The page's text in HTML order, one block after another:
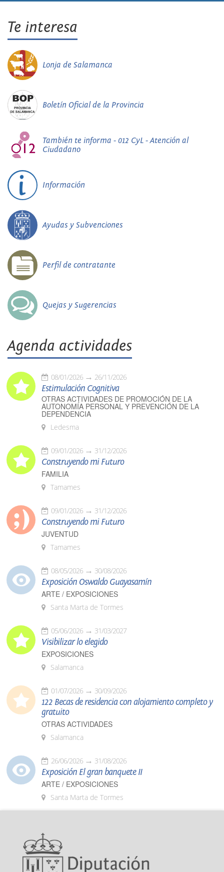
Te interesa
Lonja de Salamanca
Boletín Oficial de la Provincia
También te informa - 012 CyL - Atención al
Ciudadano
Información
Ayudas y Subvenciones
Perfil de contratante
Quejas y Sugerencias
Agenda actividades
08/01/2026 26/11/2026
Estimulación Cognitiva
OTRAS ACTIVIDADES DE PROMOCIÓN DE LA
AUTONOMÍA PERSONAL Y PREVENCIÓN DE LA
DEPENDENCIA
Ledesma
09/01/2026 31/12/2026
Construyendo mi Futuro
FAMILIA
Tamames
09/01/2026 31/12/2026
Construyendo mi Futuro
JUVENTUD
Tamames
08/05/2026 30/08/2026
Exposición Oswaldo Guayasamín
ARTE / EXPOSICIONES
Santa Marta de Tormes
05/06/2026 31/03/2027
Visibilizar lo elegido
EXPOSICIONES
Salamanca
01/07/2026 30/09/2026
122 Becas de residencia con alojamiento completo y
gratuito
OTRAS ACTIVIDADES
Salamanca
26/06/2026 31/08/2026
Exposición El gran banquete II
ARTE / EXPOSICIONES
Santa Marta de Tormes